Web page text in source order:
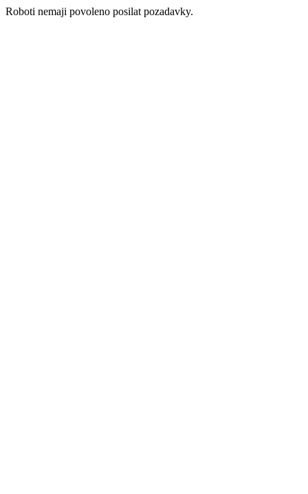
Roboti nemaji povoleno posilat pozadavky.